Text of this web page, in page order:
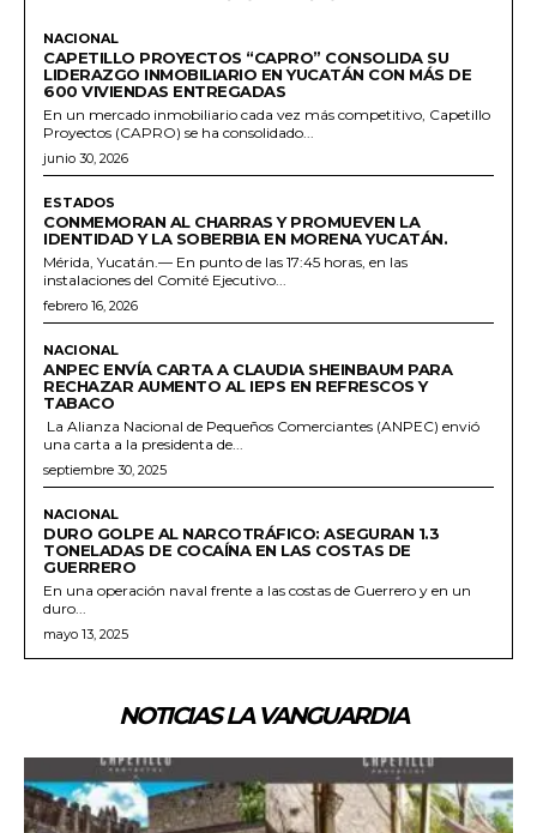
NACIONAL
CAPETILLO PROYECTOS “CAPRO” CONSOLIDA SU
LIDERAZGO INMOBILIARIO EN YUCATÁN CON MÁS DE
600 VIVIENDAS ENTREGADAS
En un mercado inmobiliario cada vez más competitivo, Capetillo
Proyectos (CAPRO) se ha consolidado...
junio 30, 2026
ESTADOS
CONMEMORAN AL CHARRAS Y PROMUEVEN LA
IDENTIDAD Y LA SOBERBIA EN MORENA YUCATÁN.
Mérida, Yucatán.— En punto de las 17:45 horas, en las
instalaciones del Comité Ejecutivo...
febrero 16, 2026
NACIONAL
ANPEC ENVÍA CARTA A CLAUDIA SHEINBAUM PARA
RECHAZAR AUMENTO AL IEPS EN REFRESCOS Y
TABACO
La Alianza Nacional de Pequeños Comerciantes (ANPEC) envió
una carta a la presidenta de...
septiembre 30, 2025
NACIONAL
DURO GOLPE AL NARCOTRÁFICO: ASEGURAN 1.3
TONELADAS DE COCAÍNA EN LAS COSTAS DE
GUERRERO
En una operación naval frente a las costas de Guerrero y en un
duro...
mayo 13, 2025
NOTICIAS LA VANGUARDIA